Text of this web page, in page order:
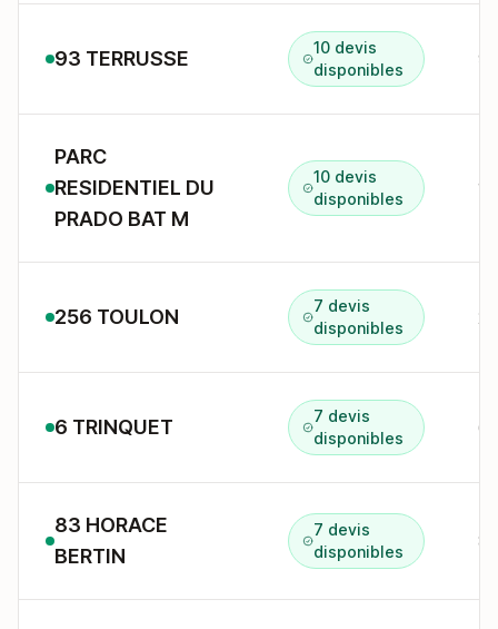
93 TERRUSSE
10 devis
disponibles
PARC
RESIDENTIEL DU
PRADO BAT M
10 devis
disponibles
256 TOULON
7 devis
disponibles
6 TRINQUET
7 devis
disponibles
6
83 HORACE
BERTIN
7 devis
disponibles